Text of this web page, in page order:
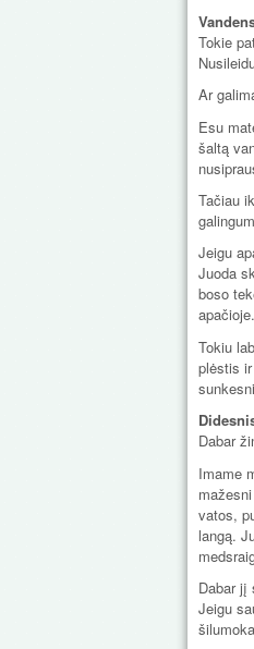
Tokie
Ar
Esu
šaltą
Tačiau
Jeigu
Juoda
boso
apačioje.
Tokiu
plėstis
Dabar
Imame
vatos,
langą.
Dabar jį
Jeigu